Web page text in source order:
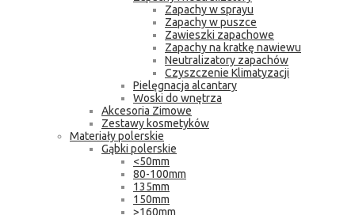
Zapachy w sprayu
Zapachy w puszce
Zawieszki zapachowe
Zapachy na kratkę nawiewu
Neutralizatory zapachów
Czyszczenie Klimatyzacji
Pielęgnacja alcantary
Woski do wnętrza
Akcesoria Zimowe
Zestawy kosmetyków
Materiały polerskie
Gąbki polerskie
<50mm
80-100mm
135mm
150mm
>160mm